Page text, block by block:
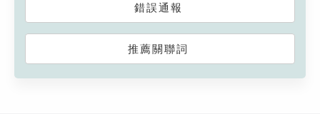
錯誤通報
推薦關聯詞